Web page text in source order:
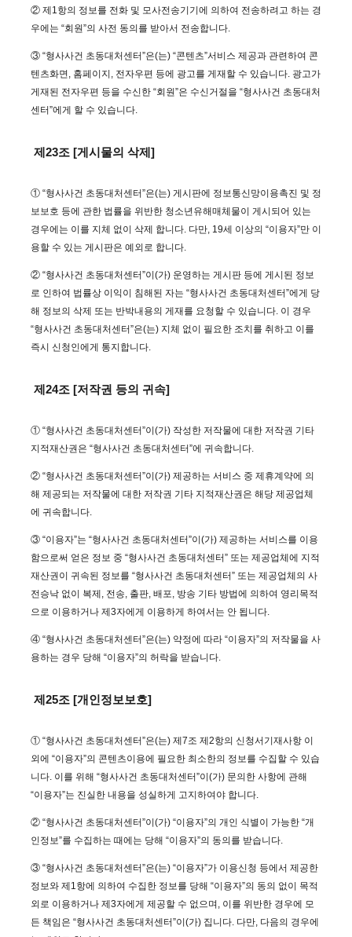
② 제1항의 정보를 전화 및 모사전송기기에 의하여 전송하려고 하는 경
우에는 “회원”의 사전 동의를 받아서 전송합니다.
③ “형사사건 초동대처센터”은(는) “콘텐츠”서비스 제공과 관련하여 콘
텐츠화면, 홈페이지, 전자우편 등에 광고를 게재할 수 있습니다. 광고가
게재된 전자우편 등을 수신한 “회원”은 수신거절을 “형사사건 초동대처
센터”에게 할 수 있습니다.
제23조 [게시물의 삭제]
① “형사사건 초동대처센터”은(는) 게시판에 정보통신망이용촉진 및 정
보보호 등에 관한 법률을 위반한 청소년유해매체물이 게시되어 있는
경우에는 이를 지체 없이 삭제 합니다. 다만, 19세 이상의 “이용자”만 이
용할 수 있는 게시판은 예외로 합니다.
② “형사사건 초동대처센터”이(가) 운영하는 게시판 등에 게시된 정보
로 인하여 법률상 이익이 침해된 자는 “형사사건 초동대처센터”에게 당
해 정보의 삭제 또는 반박내용의 게재를 요청할 수 있습니다. 이 경우
“형사사건 초동대처센터”은(는) 지체 없이 필요한 조치를 취하고 이를
즉시 신청인에게 통지합니다.
제24조 [저작권 등의 귀속]
① “형사사건 초동대처센터”이(가) 작성한 저작물에 대한 저작권 기타
지적재산권은 “형사사건 초동대처센터”에 귀속합니다.
② “형사사건 초동대처센터”이(가) 제공하는 서비스 중 제휴계약에 의
해 제공되는 저작물에 대한 저작권 기타 지적재산권은 해당 제공업체
에 귀속합니다.
③ “이용자”는 “형사사건 초동대처센터”이(가) 제공하는 서비스를 이용
함으로써 얻은 정보 중 “형사사건 초동대처센터” 또는 제공업체에 지적
재산권이 귀속된 정보를 “형사사건 초동대처센터” 또는 제공업체의 사
전승낙 없이 복제, 전송, 출판, 배포, 방송 기타 방법에 의하여 영리목적
으로 이용하거나 제3자에게 이용하게 하여서는 안 됩니다.
④ “형사사건 초동대처센터”은(는) 약정에 따라 “이용자”의 저작물을 사
용하는 경우 당해 “이용자”의 허락을 받습니다.
제25조 [개인정보보호]
① “형사사건 초동대처센터”은(는) 제7조 제2항의 신청서기재사항 이
외에 “이용자”의 콘텐츠이용에 필요한 최소한의 정보를 수집할 수 있습
니다. 이를 위해 “형사사건 초동대처센터”이(가) 문의한 사항에 관해
“이용자”는 진실한 내용을 성실하게 고지하여야 합니다.
② “형사사건 초동대처센터”이(가) “이용자”의 개인 식별이 가능한 “개
인정보”를 수집하는 때에는 당해 “이용자”의 동의를 받습니다.
③ “형사사건 초동대처센터”은(는) “이용자”가 이용신청 등에서 제공한
정보와 제1항에 의하여 수집한 정보를 당해 “이용자”의 동의 없이 목적
외로 이용하거나 제3자에게 제공할 수 없으며, 이를 위반한 경우에 모
든 책임은 “형사사건 초동대처센터”이(가) 집니다. 다만, 다음의 경우에